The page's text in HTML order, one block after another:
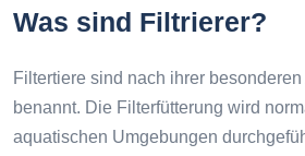
Was sind Filtrierer?
Filtertiere sind nach ihrer
benannt. Die Filterfütterung wird
aquatischen Umgebungen